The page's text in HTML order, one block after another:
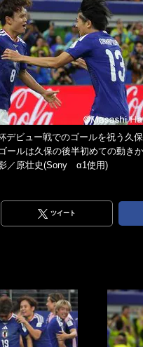
デビュー戦でのゴールを祝う久
ールは久保の後半初めての動き
／原壮史(Sony α1使用)
ツイート